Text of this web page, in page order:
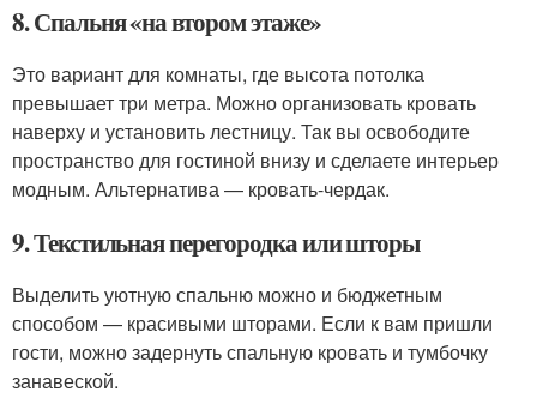
8. Спальня «на втором этаже»
Это вариант для комнаты, где высота потолка
превышает три метра. Можно организовать кровать
наверху и установить лестницу. Так вы освободите
пространство для гостиной внизу и сделаете интерьер
модным. Альтернатива — кровать-чердак.
9. Текстильная перегородка или шторы
Выделить уютную спальню можно и бюджетным
способом — красивыми шторами. Если к вам пришли
гости, можно задернуть спальную кровать и тумбочку
занавеской.